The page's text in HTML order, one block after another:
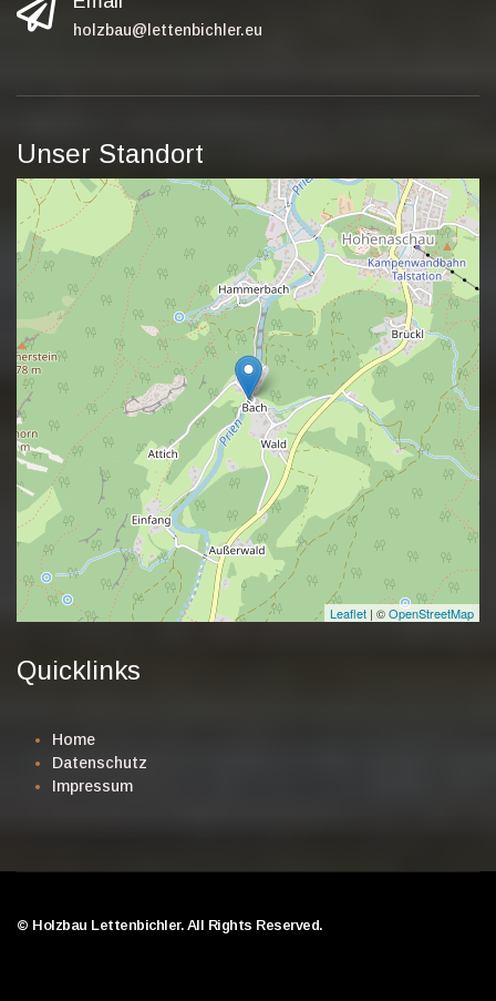
holzbau@lettenbichler.eu
Unser Standort
Leaflet | ©OpenStreetMap
Quicklinks
Home
Datenschutz
Impressum
© Holzbau Lettenbichler. All Rights Reserved.